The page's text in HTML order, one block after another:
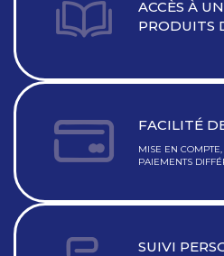
ACCÈS À
PRODUITS
FACILITÉ
MISE EN COMPTE,
PAIEMENTS
SUIVI